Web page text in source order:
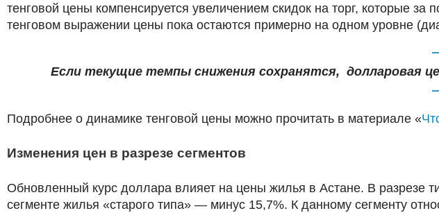
тенговой цены компенсируется увеличением скидок на торг, которые
тенговом выражении цены пока остаются примерно на одном уровне
Если текущие темпы снижения сохранятся, долларовая
Подробнее о динамике тенговой цены можно прочитать в материале «
Изменения цен в разрезе сегментов
Обновленный курс доллара влияет на цены жилья в Астане. В разрезе
сегменте жилья «старого типа» — минус 15,7%. К данному сегменту